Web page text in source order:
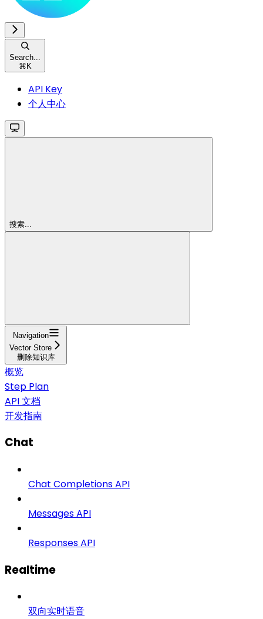
Search...
⌘K
API Key
个人中心
搜索...
Navigation
Vector Store
删除知识库
概览
Step Plan
API 文档
开发指南
Chat
Chat Completions API
Messages API
Responses API
Realtime
双向实时语音